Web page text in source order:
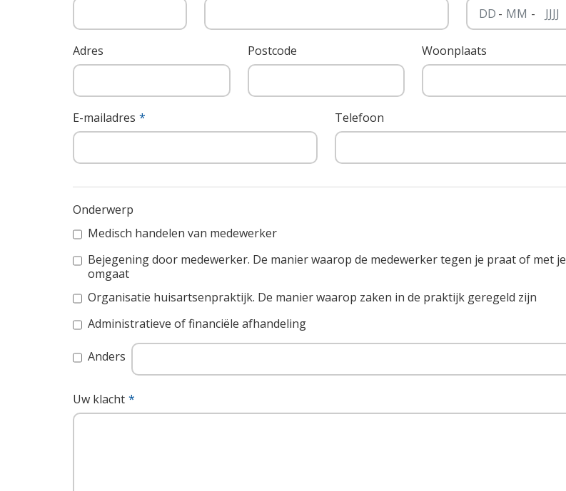
-
-
Adres Postcode Woonplaats
E-mailadres Telefoon
Onderwerp
Medisch handelen van medewerker
Bejegening door medewerker. De manier waarop de medewerker tegen je praat of met je
omgaat
Organisatie huisartsenpraktijk. De manier waarop zaken in de praktijk geregeld zijn
Administratieve of financiële afhandeling
Anders
Uw klacht